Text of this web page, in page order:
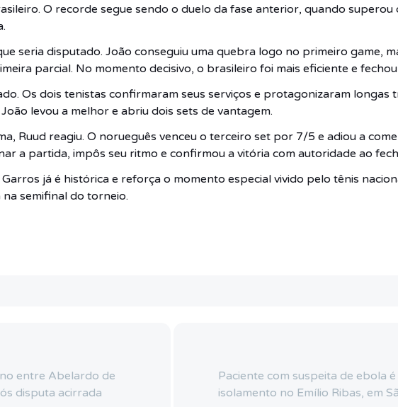
O recorde segue sendo o duelo da fase anterior, quando superou
seria disputado. João conseguiu uma quebra logo no primeiro game,
parcial. No momento decisivo, o brasileiro foi mais eficiente e
Os dois tenistas confirmaram seus serviços e protagonizaram longas
levou a melhor e abriu dois sets de vantagem.
Ruud reagiu. O norueguês venceu o terceiro set por 7/5 e adiou a
a partida, impôs seu ritmo e confirmou a vitória com autoridade ao
já é histórica e reforça o momento especial vivido pelo tênis
na semifinal do torneio.
entre Abelardo de
disputa acirrada
Paciente com suspeita de ebola
isolamento no Emílio Ribas, em